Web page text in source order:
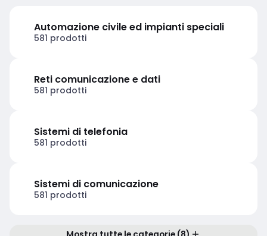
Automazione civile ed impianti speciali
581 prodotti
Reti comunicazione e dati
581 prodotti
Sistemi di telefonia
581 prodotti
Sistemi di comunicazione
581 prodotti